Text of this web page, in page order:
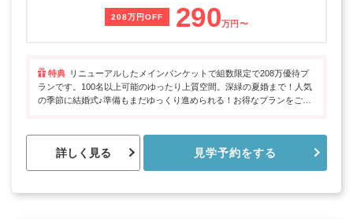
208万円OFF 290万円〜
特典 リニューアルしたメインバンケットで組数限定で208万優待プ
ランです。100名以上可能のゆったり上質空間。深緑の夏婚まで！人気
の季節に結婚式♪準備もまだゆっくり進められる！お得なプランをご用
詳しく見る 見学予約をする